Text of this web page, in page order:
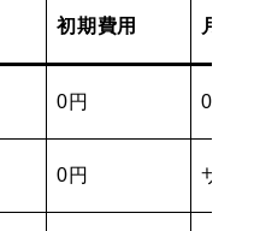
初期費用 月額
0円 0円
0円 サー